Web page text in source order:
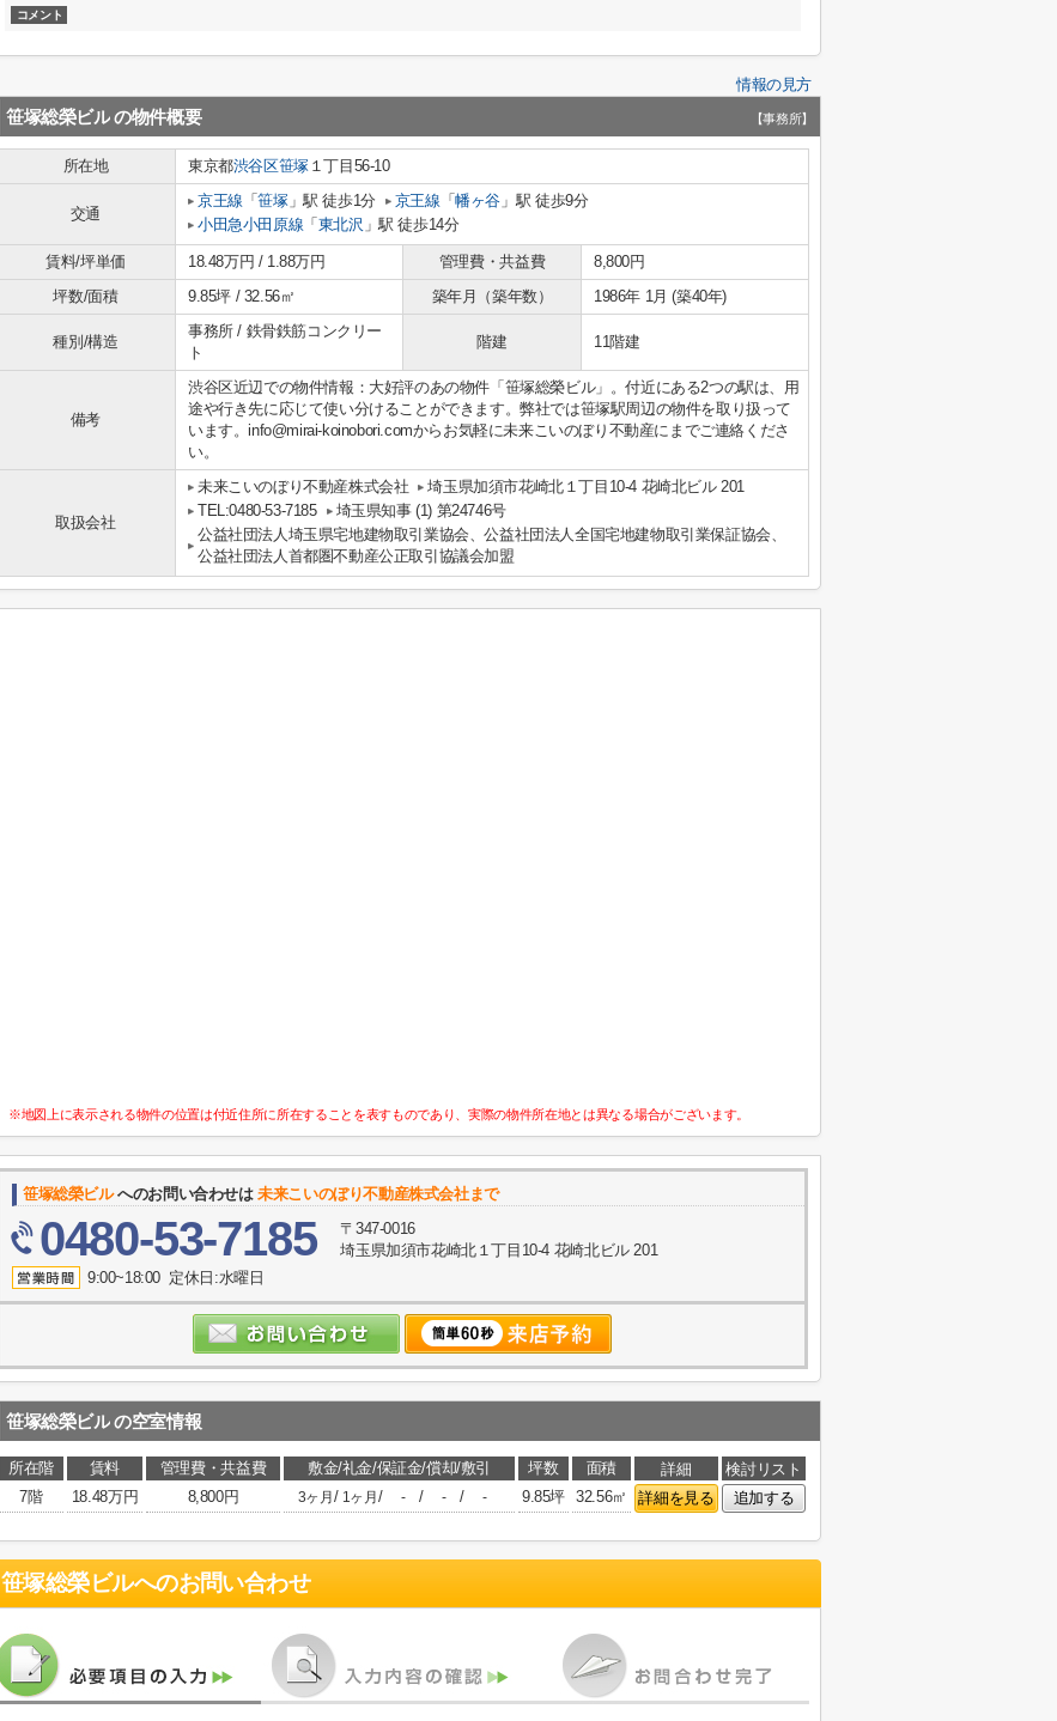
コメント
情報の見方
笹塚総榮ビル の物件概要 【事務所】
所在地 東京都渋谷区笹塚１丁目56-10
交通
京王線 「笹塚」駅 徒歩1分 京王線 「幡ヶ谷 」駅 徒歩9分
小田急小田原線 「 東北沢 」駅 徒歩14分
賃料/坪単価 18.48万円 / 1.88万円 管理費・共益費
8,800円
坪数/面積
9.85坪 / 32.56㎡ 築年月（築年数） 1986年 1月 (築40年)
種別/構造
事務所 / 鉄骨鉄筋コンクリー
ト
階建 11階建
備考
渋谷区近辺での物件情報：大好評のあの物件「笹塚総榮ビル」。付近にある2つの駅は、用
途や行き先に応じて使い分けることができます。弊社では笹塚駅周辺の物件を取り扱って
います。info@mirai-koinobori.comからお気軽に未来こいのぼり不動産にまでご連絡くださ
い。
取扱会社
未来こいのぼり不動産株式会社
埼玉県加須市花崎北１丁目10-4 花崎北ビル 201
TEL:0480-53-7185
埼玉県知事 (1) 第24746号
公益社団法人埼玉県宅地建物取引業協会、公益社団法人全国宅地建物取引業保証協会、
公益社団法人首都圏不動産公正取引協議会加盟
※地図上に表示される物件の位置は付近住所に所在することを表すものであり、実際の物件所在地とは異なる場合がございます。
笹塚総榮ビルへのお問い合わせは未来こいのぼり不動産株式会社まで
0480-53-7185
〒347-0016
埼玉県加須市花崎北１丁目10-4 花崎北ビル 201
9:00~18:00 定休日:水曜日
笹塚総榮ビル の空室情報
所在階 賃料 管理費・共益費 敷金/礼金/保証金/償却/敷引 坪数 面積 詳細
検討リスト
7階
18.48万円 8,800円 3ヶ月 / 1ヶ月 / - / - / - 9.85坪 32.56㎡ 詳細を見る 追加する
笹塚総榮ビルへのお問い合わせ